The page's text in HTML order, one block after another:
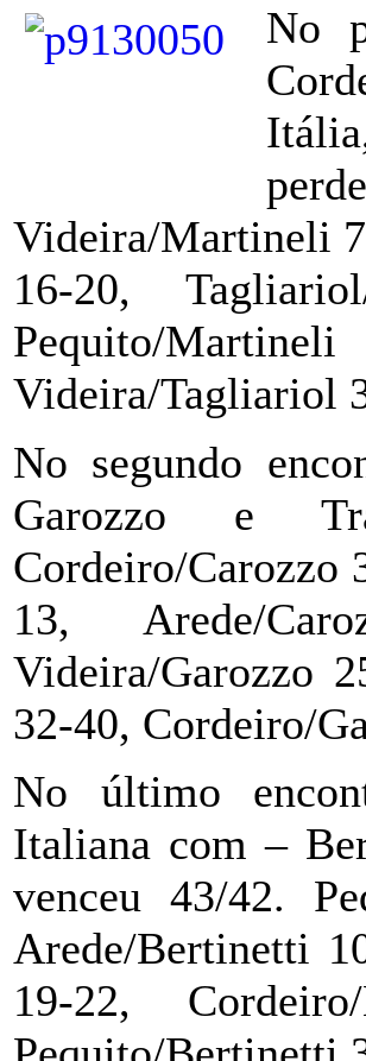
No
Videira/Martineli
16-20,
Pequito/
Videira/Tagliariol
No segundo
Garozzo e
Cordeiro/Carozzo
13, Arede/
Videira/Garozzo
32-40, Cordeiro/
No último
Italiana com –
venceu 43/42.
Arede/Bertinetti
19-22,